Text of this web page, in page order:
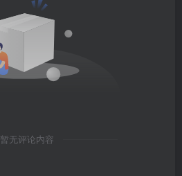
暂无评论内容